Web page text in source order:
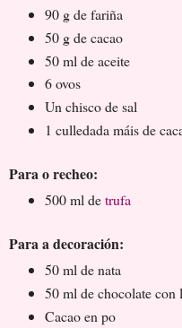
90 g de fariña
50 g de cacao
50 ml de aceite
6 ovos
Un chisco de sal
1 culledada máis de
Para o recheo:
500 ml detrufa
Para a decoración:
50 ml de nata
50 ml de chocolate con
Cacao en po